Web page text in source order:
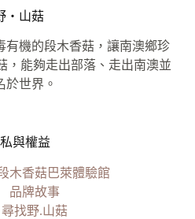
‧山菇
有機的段木香菇，讓南澳鄉珍
，能夠走出部落、走出南澳並
於世界。
與權益
木香菇巴萊體驗館
品牌故事
尋找野.山菇